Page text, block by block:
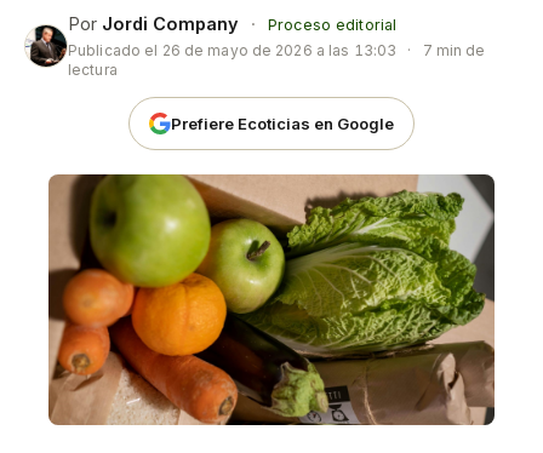
Por Jordi Company ·
Proceso editorial
Publicado el 26 de mayo de 2026 a las 13:03 ·
7 min de
lectura
Prefiere Ecoticias en Google